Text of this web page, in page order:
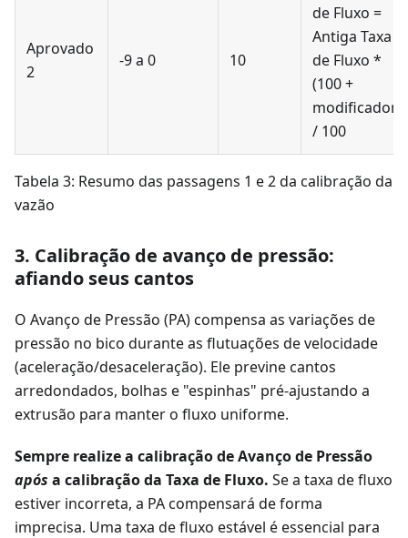
Aprovado
2
-9 a 0 10
de Fluxo =
Antiga Taxa
de Fluxo *
(100 +
modificador)
/ 100
Tabela 3: Resumo das passagens 1 e 2 da calibração da
vazão
3. Calibração de avanço de pressão:
afiando seus cantos
O Avanço de Pressão (PA) compensa as variações de
pressão no bico durante as flutuações de velocidade
(aceleração/desaceleração). Ele previne cantos
arredondados, bolhas e "espinhas" pré-ajustando a
extrusão para manter o fluxo uniforme.
Sempre realize a calibração de Avanço de Pressão
após a calibração da Taxa de Fluxo. Se a taxa de fluxo
estiver incorreta, a PA compensará de forma
imprecisa. Uma taxa de fluxo estável é essencial para